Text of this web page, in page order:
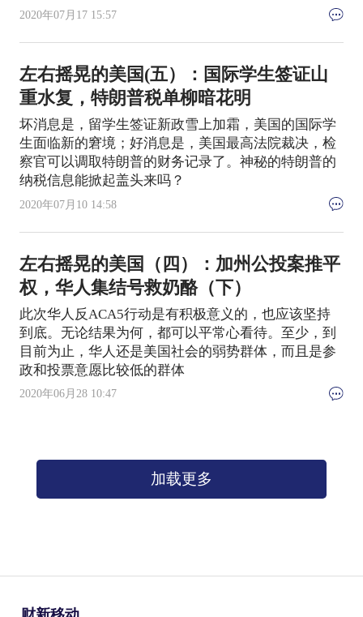
2020年07月17 15:57
左右摇晃的美国(五）：国际学生签证山
重水复，特朗普税单柳暗花明
坏消息是，留学生签证新政雪上加霜，美国的国际学
生面临新的窘境；好消息是，美国最高法院裁决，检
察官可以调取特朗普的财务记录了。神秘的特朗普的
纳税信息能掀起盖头来吗？
2020年07月10 14:58
左右摇晃的美国（四）：加州公投案推平
权，华人集结号救奶酪（下）
此次华人反ACA5行动是有积极意义的，也应该坚持
到底。无论结果为何，都可以平常心看待。至少，到
目前为止，华人还是美国社会的弱势群体，而且是参
政和投票意愿比较低的群体
2020年06月28 10:47
加载更多